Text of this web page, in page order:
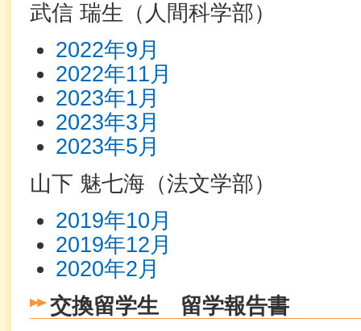
武信 瑞生（人間科学部）
2022年9月
2022年11月
2023年1月
2023年3月
2023年5月
山下 魅七海 （法文学部）
2019年10月
2019年12月
2020年2月
交換留学生 留学報告書